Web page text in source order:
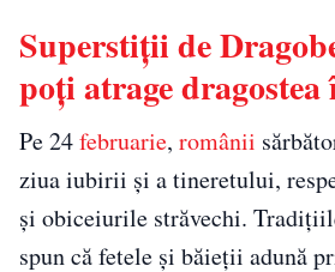
Superstiții de
poți atrage
Pe 24februarie, românii
ziua iubirii și a tineretului,
și obiceiurile străvechi.
spun că fetele și băieții adună